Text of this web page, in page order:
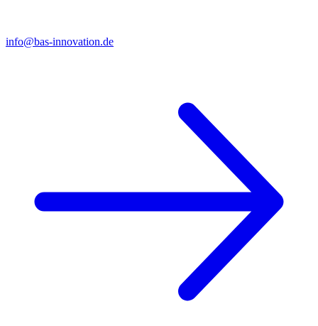
info@bas-innovation.de